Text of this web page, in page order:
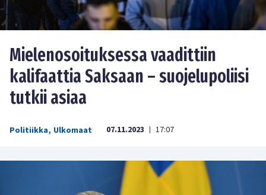
Mielenosoituksessa vaadittiin
kalifaattia Saksaan – suojelupoliisi
tutkii asiaa
Politiikka, Ulkomaat 07.11.2023 17:07